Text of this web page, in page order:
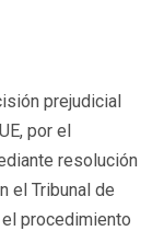
prejudicial
por el
resolución
el Tribunal de
procedimiento